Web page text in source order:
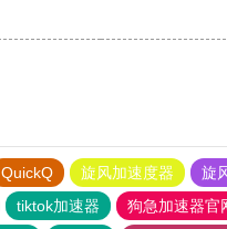
QuickQ 旋风加速度器 旋
tiktok加速器
狗急加速器官